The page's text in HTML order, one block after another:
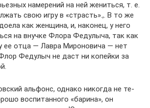
намерений на ней жениться, т. е.
свою игру в «страсть».,. В то же
как женщина, и, наконец, у него
на внучке Флора Федулыча, так как
ее отца — Лавра Мироновича — нет
Федулыч не даст ни копейки за
альфонс, однако никогда не те­
воспитанного «барина», он